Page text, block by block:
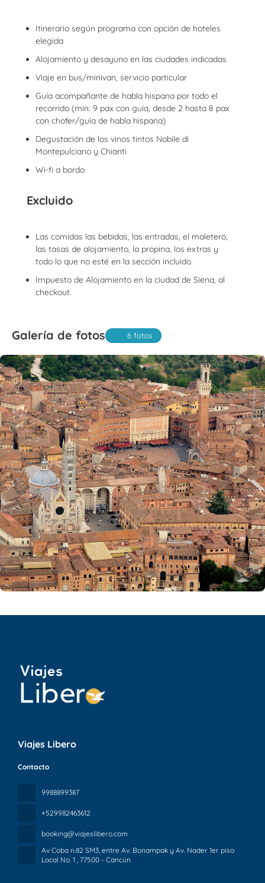
Itinerario según programa con opción de hoteles
elegida
Alojamiento y desayuno en las ciudades indicadas
Viaje en bus/minivan, servicio particular
Guía acompañante de habla hispana por todo el
recorrido (min. 9 pax con guía, desde 2 hasta 8 pax
con chofer/guía de habla hispana)
Degustación de los vinos tintos Nobile di
Montepulciano y Chianti
Wi-fi a bordo
Excluido
Las comidas las bebidas, las entradas, el maletero,
las tasas de alojamiento, la propina, los extras y
todo lo que no esté en la sección incluido.
Impuesto de Alojamiento en la ciudad de Siena, al
checkout.
Galería de fotos 6 fotos
Viajes Libero
Contacto
9988899387
+529982463612
booking@viajeslibero.com
Av Coba n.82 SM3, entre Av. Bonampak y Av. Nader 1er piso
Local No. 1 , 77500 - Cancún